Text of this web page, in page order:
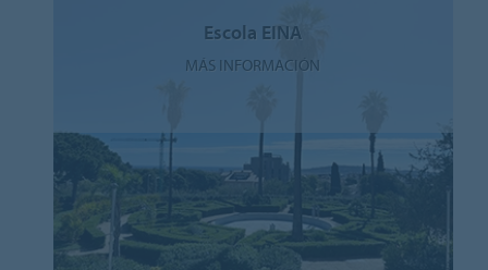
Escola EINA
MÁS INFORMACIÓN